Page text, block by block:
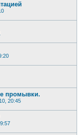
промывки.
20:45